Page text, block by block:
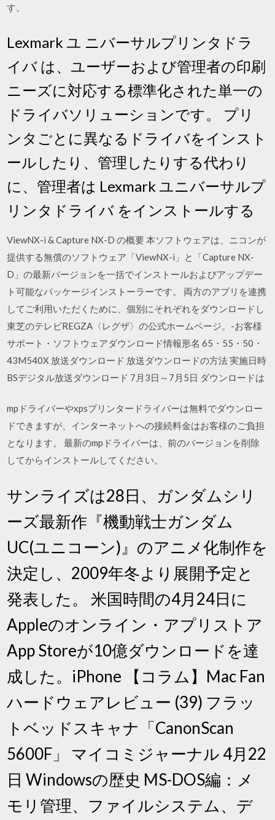
す。
Lexmark ユ ニバーサルプリンタドラ
イバ は、ユーザーおよび管理者の印刷
ニーズに対応する標準化された単一の
ドライバソリューションです。 プリ
ンタごとに異なるドライバをインスト
ールしたり、管理したりする代わり
に、管理者は Lexmark ユニバーサルプ
リンタドライバ をインストールする
ViewNX-i & Capture NX-D の概要 本ソフトウェアは、ニコンが
提供する無償のソフトウェア「ViewNX-i」と「Capture NX-
D」の最新バージョンを一括でインストールおよびアップデー
ト可能なパッケージインストーラーです。 両方のアプリを連携
してご利用いただくために、個別にそれぞれをダウンロードし
東芝のテレビREGZA〈レグザ〉の公式ホームページ。-お客様
サポート・ソフトウェアダウンロード情報形名 65・55・50・
43M540X 放送ダウンロード 放送ダウンロードの方法 実施日時
BSデジタル放送ダウンロード 7月3日～7月5日 ダウンロードは
mpドライバーやxpsプリンタードライバーは無料でダウンロー
ドできますが、インターネットへの接続料金はお客様のご負担
となります。 最新のmpドライバーは、前のバージョンを削除
してからインストールしてください。
サンライズは28日、ガンダムシリ
ーズ最新作『機動戦士ガンダム
UC(ユニコーン)』のアニメ化制作を
決定し、2009年冬より展開予定と
発表した。 米国時間の4月24日に
Appleのオンライン・アプリストア
App Storeが10億ダウンロードを達
成した。iPhone 【コラム】Mac Fan
ハードウェアレビュー (39) フラッ
トベッドスキャナ「CanonScan
5600F」 マイコミジャーナル 4月22
日 Windowsの歴史 MS-DOS編：メ
モリ管理、ファイルシステム、デ